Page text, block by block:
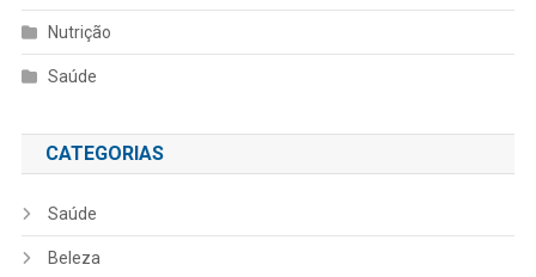
Nutrição
Saúde
CATEGORIAS
Saúde
Beleza